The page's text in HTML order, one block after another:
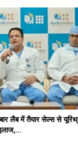
लैब में तैयार सेल्स से